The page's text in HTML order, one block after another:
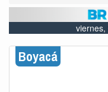
Boyacá